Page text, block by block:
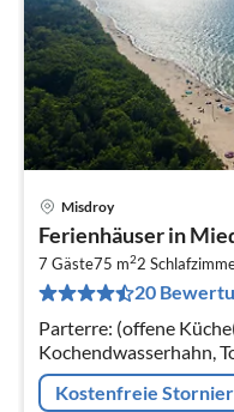
Misdroy
Ferienhäuser in
7 Gäste75 m22
20
Parterre: (offene
Kochendwasserhahn,
Mikrowelle,
Zitruspresse)
Kostenfreie